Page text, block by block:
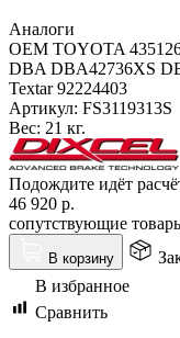
Аналоги
OEM TOYOTA
DBA DBA42736XS
Textar 92224403
Артикул: FS3119313S
Вес: 21 кг.
Подождите идёт
46 920 р.
сопутствующие
В корзину
В избранное
Сравнить